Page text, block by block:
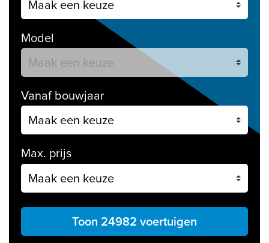
Model
Vanaf bouwjaar
Max. prijs
Toon 24982 voertuigen